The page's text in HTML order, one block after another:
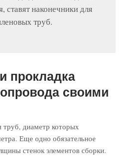
ставят наконечники для
труб.
прокладка
своими
диаметр которых
Еще одно обязательное
стенок элементов сборки.